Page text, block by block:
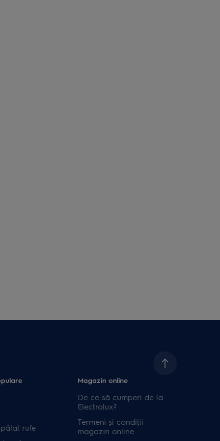
rufe
Magazin online
De ce să cumperi de la
Electrolux?
Termeni și condiţii
magazin online